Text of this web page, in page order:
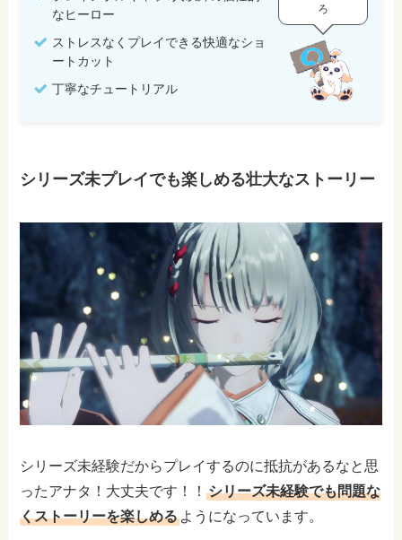
なヒーロー
ストレスなくプレイできる快適なショ
ートカット
丁寧なチュートリアル
ろ
シリーズ未プレイでも楽しめる壮大なストーリー
シリーズ未経験だからプレイするのに抵抗があるなと思
ったアナタ！大丈夫です！！シリーズ未経験でも問題な
くストーリーを楽しめる ようになっています。